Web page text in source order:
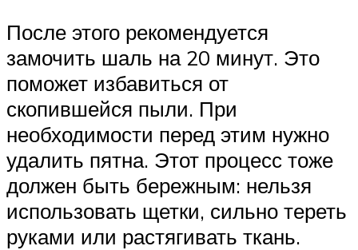
После этого рекомендуется
замочить шаль на 20 минут. Это
поможет избавиться от
скопившейся пыли. При
необходимости перед этим нужно
удалить пятна. Этот процесс тоже
должен быть бережным: нельзя
использовать щетки, сильно тереть
руками или растягивать ткань.